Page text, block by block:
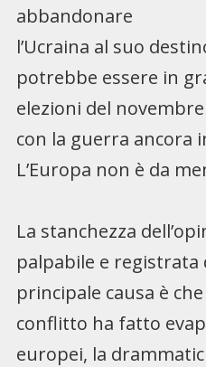
abbandonare
l’Ucraina al suo
potrebbe essere in
elezioni del
con la guerra ancora
L’Europa non è da
La stanchezza
palpabile e registrata
principale causa è
conflitto ha fatto
europei, la